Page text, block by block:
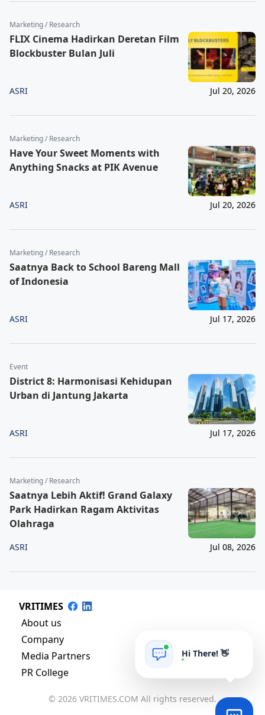
Marketing / Research
FLIX Cinema Hadirkan Deretan Film
Blockbuster Bulan Juli
ASRI Jul 20, 2026
Marketing / Research
Have Your Sweet Moments with
Anything Snacks at PIK Avenue
ASRI Jul 20, 2026
Marketing / Research
Saatnya Back to School Bareng Mall
of Indonesia
ASRI Jul 17, 2026
Event
District 8: Harmonisasi Kehidupan
Urban di Jantung Jakarta
ASRI Jul 17, 2026
Marketing / Research
Saatnya Lebih Aktif! Grand Galaxy
Park Hadirkan Ragam Aktivitas
Olahraga
ASRI Jul 08, 2026
VRITIMES
About us
Company
Media Partners
PR College
© 2026 VRITIMES.COM All rights reserved.
Hi There! 👋